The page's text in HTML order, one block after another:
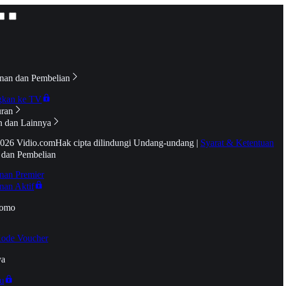
dan Pembelian
ke TV
dan Lainnya
Vidio.comHak cipta dilindungi Undang-undang | Syarat & Ketentuan
Pembelian
Premier
Aktif
Voucher